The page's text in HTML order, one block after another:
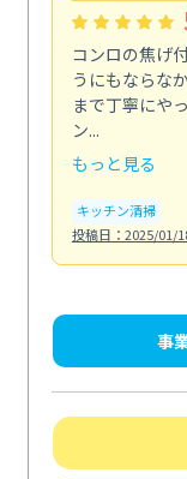
コンロの焦げ
うにもならな
まで丁寧にや
ン...
もっと見る
キッチン清掃
投稿日：2025/01/
事